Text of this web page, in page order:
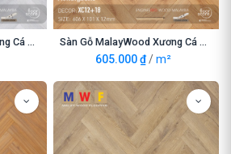
Sàn Gỗ MalayWood Xương Cá XC12+16 Sàn Gỗ MalayWood Xương Cá XC12+18
605.000₫ /m²